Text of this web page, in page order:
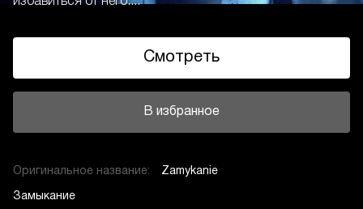
Смотреть
В избранное
Оригинальное название: Zamykanie
Замыкание